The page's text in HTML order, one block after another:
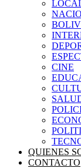
CINE
QUIENES
CONTACTO